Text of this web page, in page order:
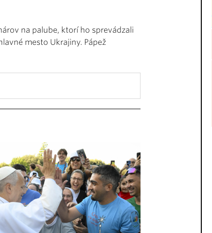
na palube, ktorí ho sprevádzali
mesto Ukrajiny. Pápež